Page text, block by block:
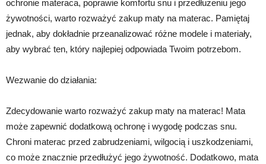
ochronie materaca, poprawie komfortu snu i przedłużeniu jego
żywotności, warto rozważyć zakup maty na materac. Pamiętaj
jednak, aby dokładnie przeanalizować różne modele i materiały,
aby wybrać ten, który najlepiej odpowiada Twoim potrzebom.
Wezwanie do działania:
Zdecydowanie warto rozważyć zakup maty na materac! Mata
może zapewnić dodatkową ochronę i wygodę podczas snu.
Chroni materac przed zabrudzeniami, wilgocią i uszkodzeniami,
co może znacznie przedłużyć jego żywotność. Dodatkowo, mata